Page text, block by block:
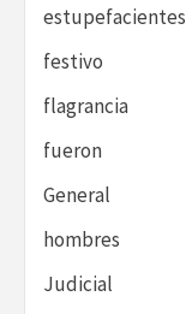
estupefacientes
festivo
flagrancia
fueron
General
hombres
Judicial